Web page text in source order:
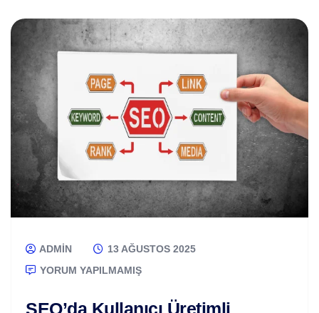
ADMIN
13 AĞUSTOS 2025
YORUM YAPILMAMIŞ
SEO’da Kullanıcı Üretimli